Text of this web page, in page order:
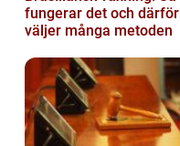
fungerar det och därför
väljer många metoden